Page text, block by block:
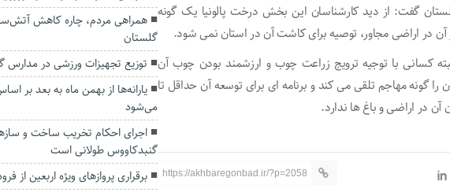
گفت: از دید کارشناسان این بخش درخت پالونیا یک گونه
در اراضی مجاور، توصیه برای کاشت آن در استان نمی شود.
کسانی با توجیه ترویج زراعت چوب و ارزشمند بودن چوب آن
گونه مهاجم تلقی می کند و برنامه ای برای توسعه آن حداقل تا
آن در اراضی و باغ ها ندارد.
https://akhbaregonbad.ir/?p=2058
همراهی مردم، چاره کاهش
گلستان
توزیع تجهیزات ورزشی در مدارس
یارانه‌ها از بهمن ماه به بعد بر
می‌شود
اجرای احکام تخریب ساخت و
گنبدکاووس طولانی است
برقراری پرواز‌های ویژه اربعین از